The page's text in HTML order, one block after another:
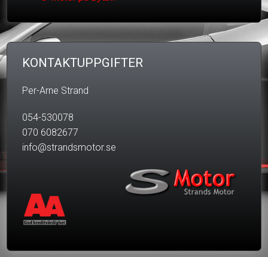
KONTAKTUPPGIFTER
Per-Arne Strand
054-530078
070 6082677
info@strandsmotor.se